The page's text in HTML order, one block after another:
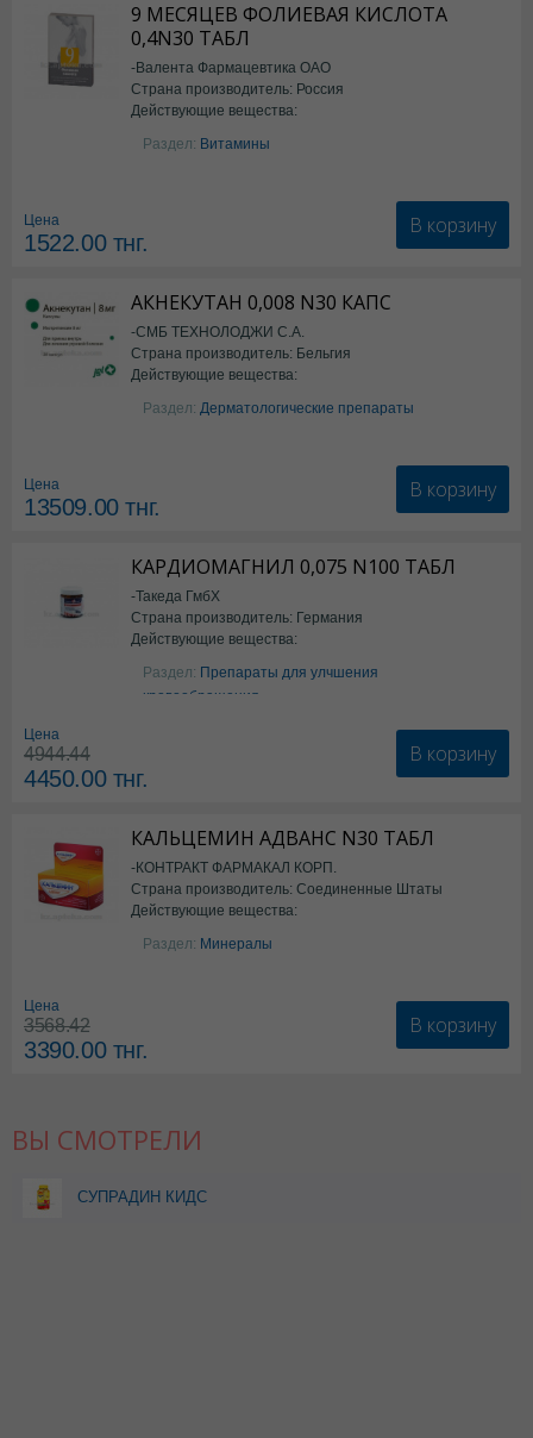
9 МЕСЯЦЕВ ФОЛИЕВАЯ КИСЛОТА
0,4N30 ТАБЛ
-Валента Фармацевтика ОАО
Страна производитель: Россия
Действующие вещества:
фолиевая кислота
Раздел: Витамины
Цена
1522.00тнг.
В корзину
АКНЕКУТАН 0,008 N30 КАПС
-СМБ ТЕХНОЛОДЖИ С.А.
Страна производитель: Бельгия
Действующие вещества:
Изотретиноин
Раздел: Дерматологические препараты
Цена
13509.00тнг.
В корзину
КАРДИОМАГНИЛ 0,075 N100 ТАБЛ
-Такеда ГмбХ
Страна производитель: Германия
Действующие вещества:
ацетилсалициловая кислота
Раздел: Препараты для улчшения
кровообращения
Цена
4944.44
4450.00тнг.
В корзину
КАЛЬЦЕМИН АДВАНС N30 ТАБЛ
-КОНТРАКТ ФАРМАКАЛ КОРП.
Страна производитель: Соединенные Штаты
Америки
Действующие вещества:
Колекальциферол+Кальция
карбонат
Раздел: Минералы
Цена
3568.42
3390.00тнг.
В корзину
ВЫ СМОТРЕЛИ
СУПРАДИН КИДС